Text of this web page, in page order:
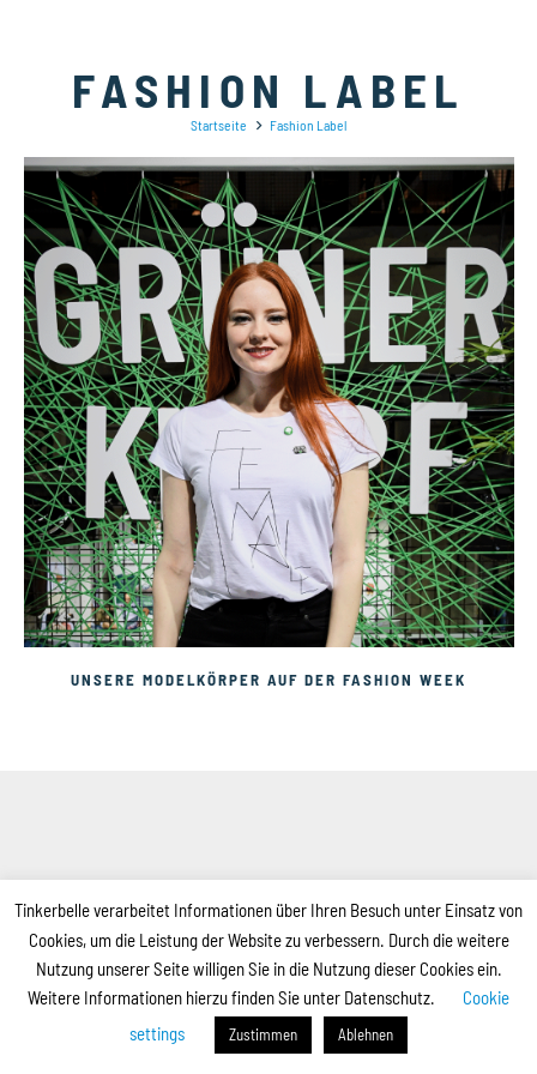
FASHION LABEL
Startseite Fashion Label
UNSERE MODELKÖRPER AUF DER FASHION WEEK
Tinkerbelle verarbeitet Informationen über Ihren Besuch unter Einsatz von
Cookies, um die Leistung der Website zu verbessern. Durch die weitere
Nutzung unserer Seite willigen Sie in die Nutzung dieser Cookies ein.
Weitere Informationen hierzu finden Sie unter Datenschutz.
Cookie
settings
Zustimmen Ablehnen